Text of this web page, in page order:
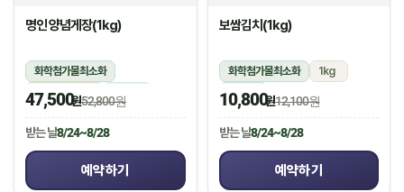
명인 양념게장(1kg)
화학첨가물최소화
1kg(5미~6미)
냉장
47,500원52,800원
받는 날8/24~8/28
예약하기
보쌈김치(1kg)
화학첨가물최소화
1kg
냉장
10,800원12,100원
받는 날8/24~8/28
예약하기